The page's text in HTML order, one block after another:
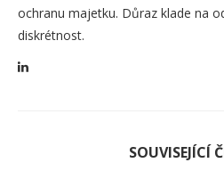
ochranu majetku. Důraz klade na
diskrétnost.
SOUVISEJÍCÍ